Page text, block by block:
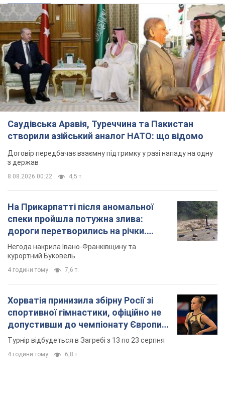
Саудівська Аравія, Туреччина та Пакистан
створили азійський аналог НАТО: що відомо
Договір передбачає взаємну підтримку у разі нападу на одну
з держав
8.08.2026 00:22 4,5 т.
На Прикарпатті після аномальної
спеки пройшла потужна злива:
дороги перетворились на річки.
Відео
Негода накрила Івано-Франківщину та
курортний Буковель
4 години тому 7,6 т.
Хорватія принизила збірну Росії зі
спортивної гімнастики, офіційно не
допустивши до чемпіонату Європи
основних спортсменів
Турнір відбудеться в Загребі з 13 по 23 серпня
4 години тому 6,8 т.